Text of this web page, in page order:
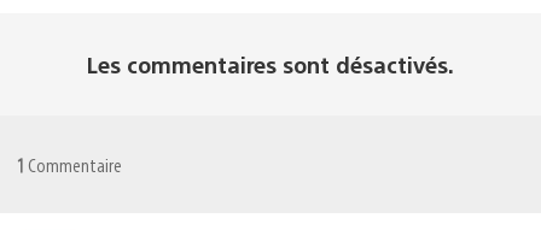
Les commentaires sont désactivés.
1 Commentaire